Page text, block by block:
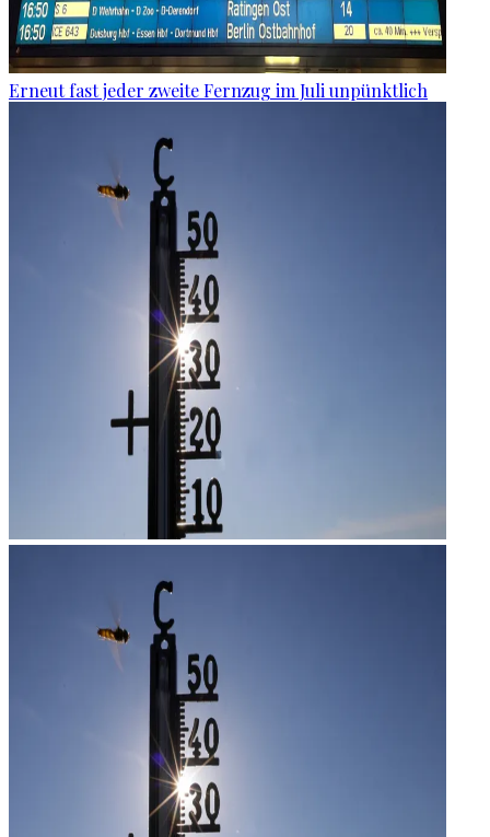
Erneut fast jeder zweite Fernzug im Juli unpünktlich